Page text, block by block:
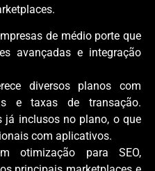
de médio porte que
avançadas e integração
diversos planos com
e taxas de transação.
já inclusos no plano, o que
com aplicativos.
otimização para SEO,